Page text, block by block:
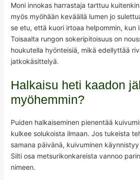
Moni innokas harrastaja tarttuu
myös myöhään keväällä lumen jo
se etu, että kuori irtoaa helpommin, kun
Toisaalta rungon sokeripitoisuus on
houkutella hyönteisiä, mikä edellyttää
jatkokäsittelyä.
Halkaisu heti kaadon
myöhemmin?
Puiden halkaiseminen pienentää
kulkee solukoista ilmaan. Jos tukeista
samana päivänä, kuivuminen
Silti osa metsurikonkareista vannoo
nimeen.